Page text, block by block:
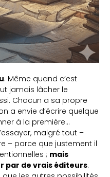
. Même quand c’est
jamais lâcher le
Chacun a sa propre
a envie d’écrire quelque
à la première…
malgré tout –
– parce que justement il
; mais
par de vrais éditeurs.